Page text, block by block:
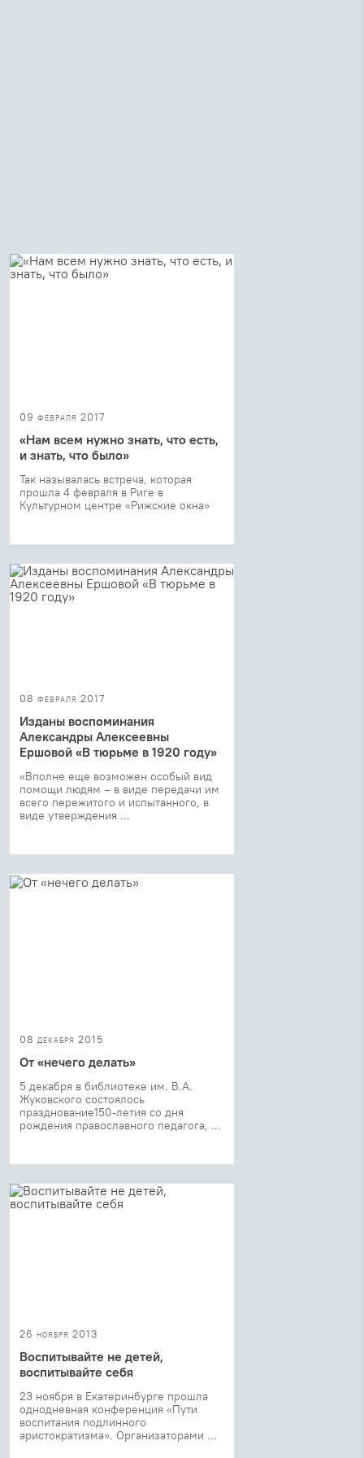
09 февраля 2017
«Нам всем нужно знать, что есть,
и знать, что было»
Так называлась встреча, которая
прошла 4 февраля в Риге в
Культурном центре «Рижские окна»
08 февраля 2017
Изданы воспоминания
Александры Алексеевны
Ершовой «В тюрьме в 1920 году»
«Вполне еще возможен особый вид
помощи людям – в виде передачи им
всего пережитого и испытанного, в
виде утверждения ...
08 декабря 2015
От «нечего делать»
5 декабря в библиотеке им. В.А.
Жуковского состоялось
празднование150-летия со дня
рождения православного педагога, ...
26 ноября 2013
Воспитывайте не детей,
воспитывайте себя
23 ноября в Екатеринбурге прошла
однодневная конференция «Пути
воспитания подлинного
аристократизма». Организаторами ...